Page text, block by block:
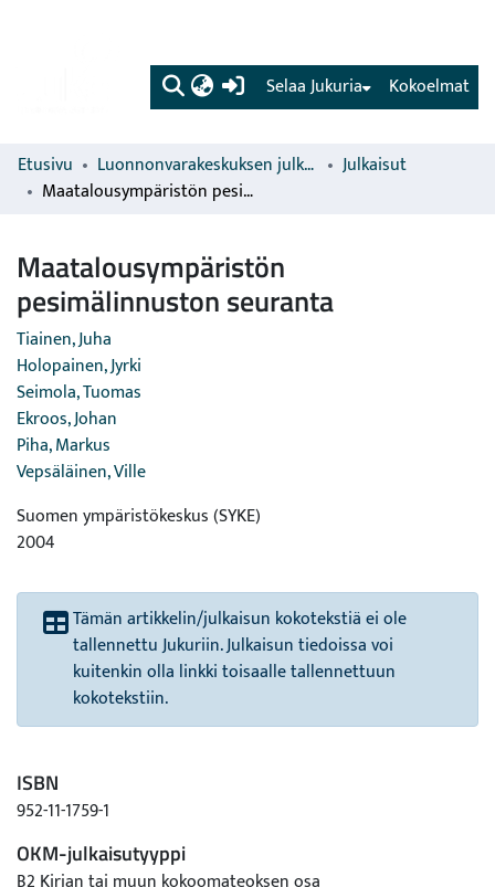
(current) Kokoelmat
Selaa Jukuria
Etusivu Luonnonvarakeskuksen julkaisut
Julkaisut
Maatalousympäristön pesimälinnuston seuranta
Maatalousympäristön
pesimälinnuston seuranta
Tiainen, Juha
Holopainen, Jyrki
Seimola, Tuomas
Ekroos, Johan
Piha, Markus
Vepsäläinen, Ville
Suomen ympäristökeskus (SYKE)
2004
Tämän artikkelin/julkaisun kokotekstiä ei ole
tallennettu Jukuriin. Julkaisun tiedoissa voi
kuitenkin olla linkki toisaalle tallennettuun
kokotekstiin.
ISBN
952-11-1759-1
OKM-julkaisutyyppi